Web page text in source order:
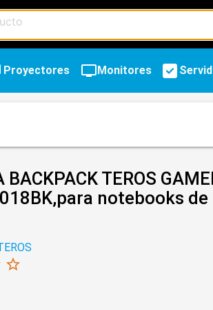
Proyectores tvMonitores
BACKPACK TEROS
notebooks
star_border